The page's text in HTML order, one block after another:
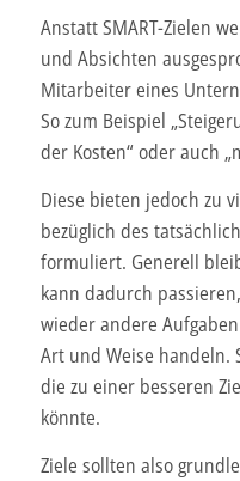
Anstatt SMART-Zielen
und Absichten
Mitarbeiter eines
So zum Beispiel
der Kosten“ oder auch
Diese bieten jedoch zu
bezüglich des
formuliert. Generell
kann dadurch
wieder andere
Art und Weise handeln.
die zu einer besseren
könnte.
Ziele sollten also